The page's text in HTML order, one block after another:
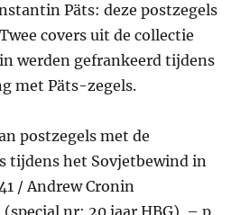
Päts: deze postzegels
covers uit de collectie
werden gefrankeerd tijdens
met Päts-zegels.
postzegels met de
tijdens het Sovjetbewind in
/ Andrew Cronin